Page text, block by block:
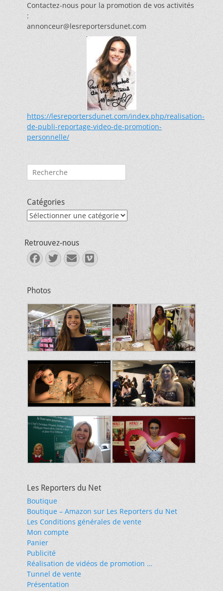
Contactez-nous pour la promotion de vos activités
:
annonceur@lesreportersdunet.com
https://lesreportersdunet.com/index.php/realisation-
de-publi-reportage-video-de-promotion-
personnelle/
Rechercher :
Catégories
Catégories
Retrouvez-nous
Facebook
Twitter
E-
mail
Vimeo
Photos
Les Reporters du Net
Boutique
Boutique – Amazon sur Les Reporters du Net
Les Conditions générales de vente
Mon compte
Panier
Publicité
Réalisation de vidéos de promotion …
Tunnel de vente
Présentation